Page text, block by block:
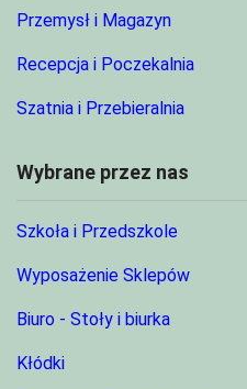
Przemysł i Magazyn
Recepcja i Poczekalnia
Szatnia i Przebieralnia
Wybrane przez nas
Szkoła i Przedszkole
Wyposażenie Sklepów
Biuro - Stoły i biurka
Kłódki